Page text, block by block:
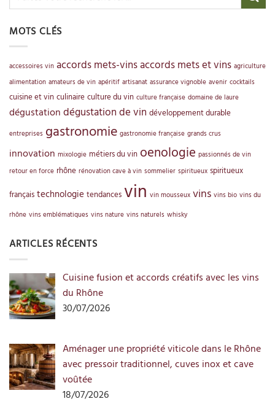
MOTS CLÉS
accessoires vin accords mets-vinsaccords mets et vins agriculture
alimentation amateurs de vin apéritif artisanat assurance vignoble avenir cocktails
cuisine et vin culinaire culture du vin culture française domaine de laure
dégustation dégustation de vin développement durable
entreprises gastronomie gastronomie française grands crus
innovation mixologie métiers du vin oenologie passionnés de vin
retour en force rhône rénovation cave à vin sommelier spiritueux spiritueux
français technologie tendances vin vin mousseux vins vins bio vins du
rhône vins emblématiques vins nature vins naturels whisky
ARTICLES RÉCENTS
Cuisine fusion et accords créatifs avec les vins
du Rhône
30/07/2026
Aménager une propriété viticole dans le Rhône
avec pressoir traditionnel, cuves inox et cave
voûtée
18/07/2026